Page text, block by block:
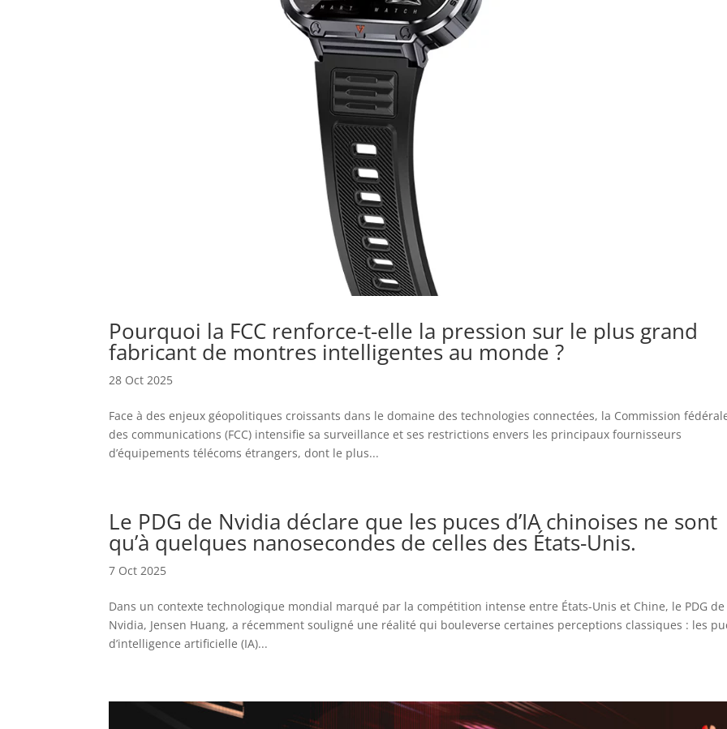
Pourquoi la FCC renforce-t-elle la pression sur le plus grand
fabricant de montres intelligentes au monde ?
28 Oct 2025
Face à des enjeux géopolitiques croissants dans le domaine des technologies connectées, la Commission
des communications (FCC) intensifie sa surveillance et ses restrictions envers les principaux fournisseurs
d’équipements télécoms étrangers, dont le plus...
Le PDG de Nvidia déclare que les puces d’IA chinoises ne sont
qu’à quelques nanosecondes de celles des États-Unis.
7 Oct 2025
Dans un contexte technologique mondial marqué par la compétition intense entre États-Unis et Chine, le PDG de
Nvidia, Jensen Huang, a récemment souligné une réalité qui bouleverse certaines perceptions classiques : les
d’intelligence artificielle (IA)...